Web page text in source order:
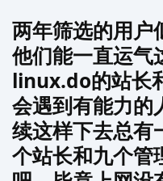
两年筛选的用户
他们能一直运气
linux.do的站长
会遇到有能力的
续这样下去总有
个站长和九个管